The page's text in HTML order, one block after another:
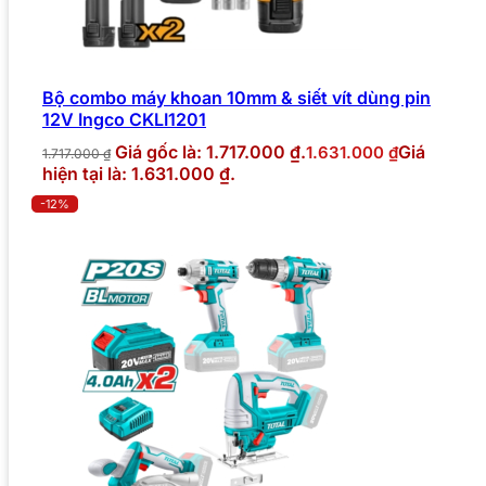
Bộ combo máy khoan 10mm & siết vít dùng pin
12V Ingco CKLI1201
1.717.000₫ Giá gốc là: 1.717.000 ₫.1.631.000 ₫Giá
hiện tại là: 1.631.000 ₫.
-12%